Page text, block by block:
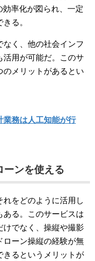
効率化が図られ、一定
る。
なく、他の社会インフ
活用が可能だ。このサ
のメリットがあるとい
業務は人工知能が行
ーンを使える
れをどのように活用し
ある。このサービスは
けでなく、操縦や撮影
ローン操縦の経験が無
きるというメリットが